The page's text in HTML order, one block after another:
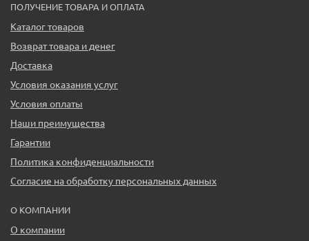
ПОЛУЧЕНИЕ ТОВАРА И ОПЛАТА
Каталог товаров
Возврат товара и денег
Доставка
Условия оказания услуг
Условия оплаты
Наши преимущества
Гарантии
Политика конфиденциальности
Согласие на обработку персональных данных
О КОМПАНИИ
О компании